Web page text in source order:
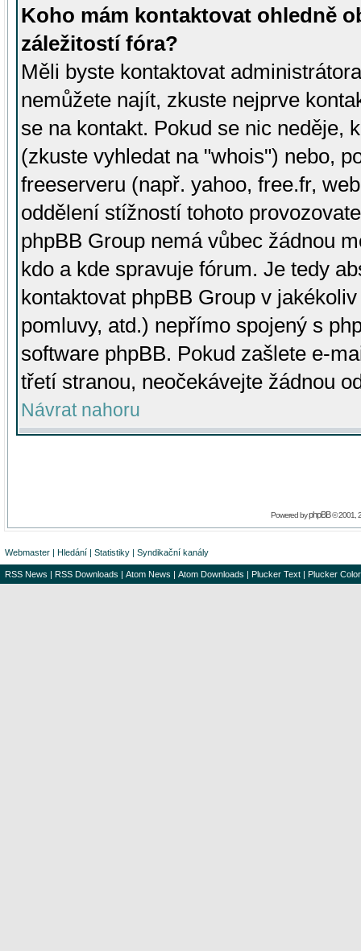
Koho mám kontaktovat ohledně
záležitostí fóra?
Měli byste kontaktovat
nemůžete najít, zkuste nejprve
se na kontakt. Pokud se nic neděje,
(zkuste vyhledat na "whois") nebo,
freeserveru (např. yahoo, free.fr,
oddělení stížností tohoto
phpBB Group nemá vůbec žádnou
kdo a kde spravuje fórum. Je tedy
kontaktovat phpBB Group v
pomluvy, atd.) nepřímo spojený s
software phpBB. Pokud zašlete e-
třetí stranou, neočekávejte žádnou
Návrat nahoru
Powered byphpBB© 2001,
Webmaster | Hledání | Statistiky | Syndikační kanály
RSS News | RSS Downloads | Atom News | Atom Downloads | Plucker Text | Plucker Color